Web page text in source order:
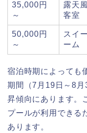
35,000円
～
露天
客室
50,000円
～
スイ
ーム
宿泊時期によっても
期間（7月19日～8
昇傾向にあります。
プールが利用できる
あります。